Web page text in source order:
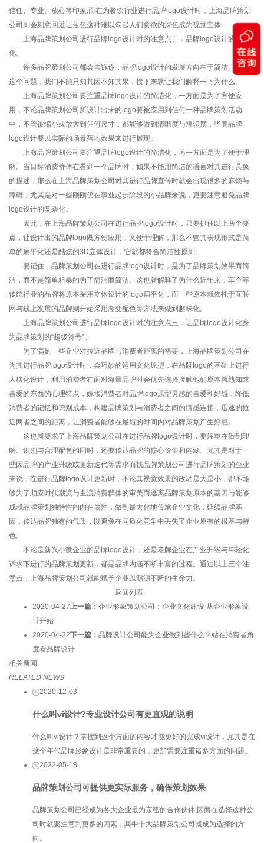
信任、专业、放心等印象;而在为餐饮行业进行品牌logo设计时，上海品牌策划
公司则会刻意回避让蓝色这种难以勾起人们食欲的深色成为视觉主体。
上海品牌策划公司进行品牌logo设计时的注意点二：品牌logo设计的简洁
化。
许多品牌策划公司都会告诉你，品牌logo设计的发展方向在于简洁。关于
这个问题，我们不能只知其因不知其果，接下来就让我们解释一下为什么。
上海品牌策划公司要注重品牌logo设计的简洁化，一方面是为了方便应
用，不论品牌策划公司所设计出来的logo要被应用到任何一种品牌策划活动
中，不管被缩小或放大到任何尺寸，都能够做到清晰度与辨识度，毕竟品牌
logo设计要以实际的场景落地效果来进行展现。
上海品牌策划公司要注重品牌logo设计的简洁化，另一方面是为了便于理
解。当目标消费群体在看到一个品牌时，如果不能用简洁的语言对其进行具象
的描述，那么在上海品牌策划公司对其进行品牌宣传时就会出现很多的麻烦与
障碍，尤其是对一些刚刚仍在事业起步阶段的小品牌来说，更要注意避免品牌
logo设计的复杂化。
因此，在上海品牌策划公司在进行品牌logo设计时，只要抓住以上两个要
点，让设计出的品牌logo既方便应用，又便于理解，那么不管其表现形式是简
单的扁平化还是酷炫的3D立体设计，它就都符合简洁性原则。
要记住，品牌策划公司在进行品牌logo设计时，是为了品牌策划效果而简
洁，而不是简单粗暴的为了简洁而简洁。这也就解释了为什么近年来，车企等
传统行业的品牌将原本采用立体设计的logo扁平化，而一些原本就依托于互联
网与线上发展的品牌则开始采用渐变配色等方法来做到趣味化。
上海品牌策划公司进行品牌logo设计时的注意点三：让品牌logo设计化身
为品牌策划的“超级符号”。
为了满足一些企业对拉近品牌与消费者距离的需要，上海品牌策划公司在
为其进行品牌logo设计时，会巧妙的运用文化原型，在品牌logo的基础上进行
人格化设计，利用消费者在面对海量品牌时会优先选择接触他们原本就熟知或
喜爱的东西的心理特点，嫁接消费者对品牌logo原型灵感的喜爱和好感，降低
消费者的记忆和识别成本，构建品牌策划与消费者之间的情感连接，迅速的拉
近两者之间的距离，让消费者能够在最短的时间内对品牌策划产生好感。
这也就要求了上海品牌策划公司在进行品牌logo设计时，要注重在做到理
解、识别与合理配色的同时，还要传达品牌的核心价值和内涵。尤其是对于一
些因品牌的产业升级或更新迭代等需求而找品牌策划公司进行品牌策划的企业
来说，在进行品牌logo设计更新时，不论其视觉效果的改动是大是小，都不能
够为了顺应时代潮流与主流消费群体的审美而逃离品牌策划原本的基因与能够
成就品牌策划独特性的内在属性，做到最大化地传承企业文化，延续品牌基
因，传达品牌独有的气质，以避免在同质化竞争中丢失了企业原有的根基与特
色。
不论是新兴小微企业的品牌logo设计，还是老牌企业在产业升级与年轻化
诉求下进行的品牌策划更新，都是品牌内涵不断丰富的过程。通过以上三个注
意点，上海品牌策划公司就能赋予企业以源源不断的生命力。
返回列表
2020-04-27上一篇： 企业形象策划公司：企业文化建设 从企业形象设
计开始
2020-04-22下一篇： 品牌设计公司能为企业做到些什么？站在消费者角
度看品牌设计
相关新闻
RELATED NEWS
2020-12-03
什么叫vi设计?专业设计公司有更直观的说明
什么叫vi设计？掌握到这个方面的内容才能更好的完成vi设计，尤其是在
这个年代品牌形象设计是非常重要的，更加需要注重诸多方面的问题。
2022-05-18
品牌策划公司可提供更实际服务，确保策划效果
品牌策划公司已经成为各大企业最为亲密的合作伙伴,因而在选择这种公
司时就要注意到更多的因素，其中十大品牌策划公司就成为选择的方
向。